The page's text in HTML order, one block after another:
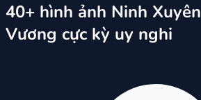
40+ hình ảnh Ninh
Vương cực kỳ uy nghi